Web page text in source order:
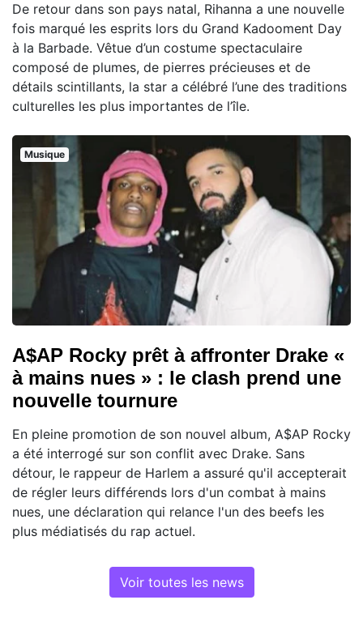
De retour dans son pays natal, Rihanna a une nouvelle
fois marqué les esprits lors du Grand Kadooment Day
à la Barbade. Vêtue d’un costume spectaculaire
composé de plumes, de pierres précieuses et de
détails scintillants, la star a célébré l’une des traditions
culturelles les plus importantes de l’île.
Musique
A$AP Rocky prêt à affronter Drake «
à mains nues » : le clash prend une
nouvelle tournure
En pleine promotion de son nouvel album, A$AP Rocky
a été interrogé sur son conflit avec Drake. Sans
détour, le rappeur de Harlem a assuré qu'il accepterait
de régler leurs différends lors d'un combat à mains
nues, une déclaration qui relance l'un des beefs les
plus médiatisés du rap actuel.
Voir toutes les news